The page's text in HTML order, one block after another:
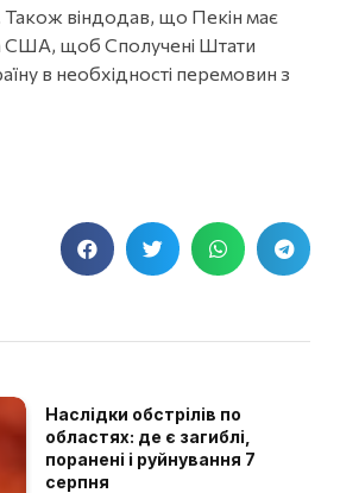
. Також віндодав, що Пекін має
США, щоб Сполучені Штати
в необхідності перемовин з
Наслідки обстрілів по
областях: де є загиблі,
поранені і руйнування 7
серпня